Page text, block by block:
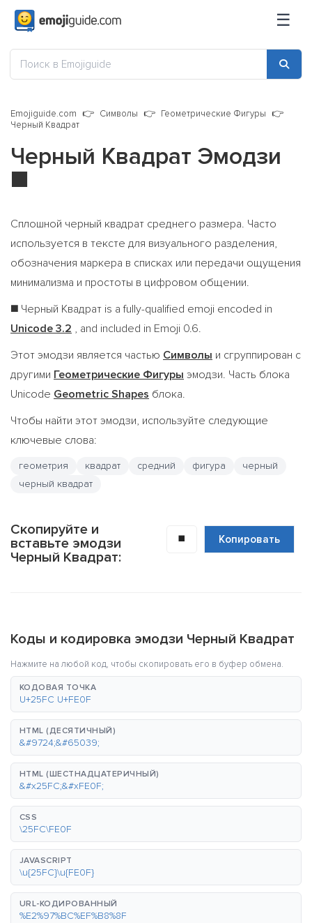
☰
Emojiguide.com Символы
Геометрические Фигуры
Черный Квадрат
Черный Квадрат Эмодзи
◼️
Сплошной черный квадрат среднего размера. Часто
используется в тексте для визуального разделения,
обозначения маркера в списках или передачи ощущения
минимализма и простоты в цифровом общении.
◼️ Черный Квадрат is a fully-qualified emoji encoded in
Unicode 3.2 , and included in Emoji 0.6.
Этот эмодзи является частью Символы и сгруппирован с
другими Геометрические Фигуры эмодзи. Часть блока
Unicode Geometric Shapes блока.
Чтобы найти этот эмодзи, используйте следующие
ключевые слова:
геометрия квадрат средний фигура
черный
черный квадрат
Скопируйте и
вставьте эмодзи
Черный Квадрат:
◼️ Копировать
Коды и кодировка эмодзи Черный Квадрат
Нажмите на любой код, чтобы скопировать его в буфер обмена.
КОДОВАЯ ТОЧКА
U+25FC U+FE0F
HTML (ДЕСЯТИЧНЫЙ)
&#9724;&#65039;
HTML (ШЕСТНАДЦАТЕРИЧНЫЙ)
&#x25FC;&#xFE0F;
CSS
\25FC\FE0F
JAVASCRIPT
\u{25FC}\u{FE0F}
URL-КОДИРОВАННЫЙ
%E2%97%BC%EF%B8%8F